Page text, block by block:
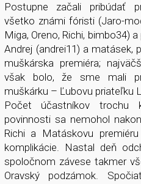
Postupne začali pribúdať
všetko známi fóristi (Jaro-
Miga, Oreno, Richi, bimbo34)
Andrej (andrei11) a matásek,
muškárska premiéra;
však bolo, že sme mali
muškárku – Ľubovu priateľku
Počet účastníkov trochu
povinnosti sa nemohol
Richi a Matáskovu
komplikácie. Nastal deň
spoločnom závese takmer
Oravský podzámok.